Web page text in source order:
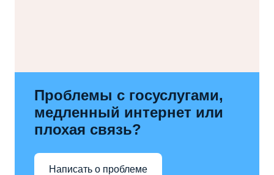
Проблемы с госуслугами,
медленный интернет или
плохая связь?
Написать о проблеме